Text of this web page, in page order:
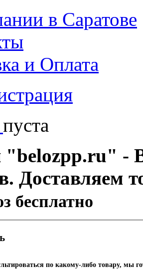
в Саратове
и Оплата
пуста
-
Доставляем
бесплатно
по какому-либо товару, мы